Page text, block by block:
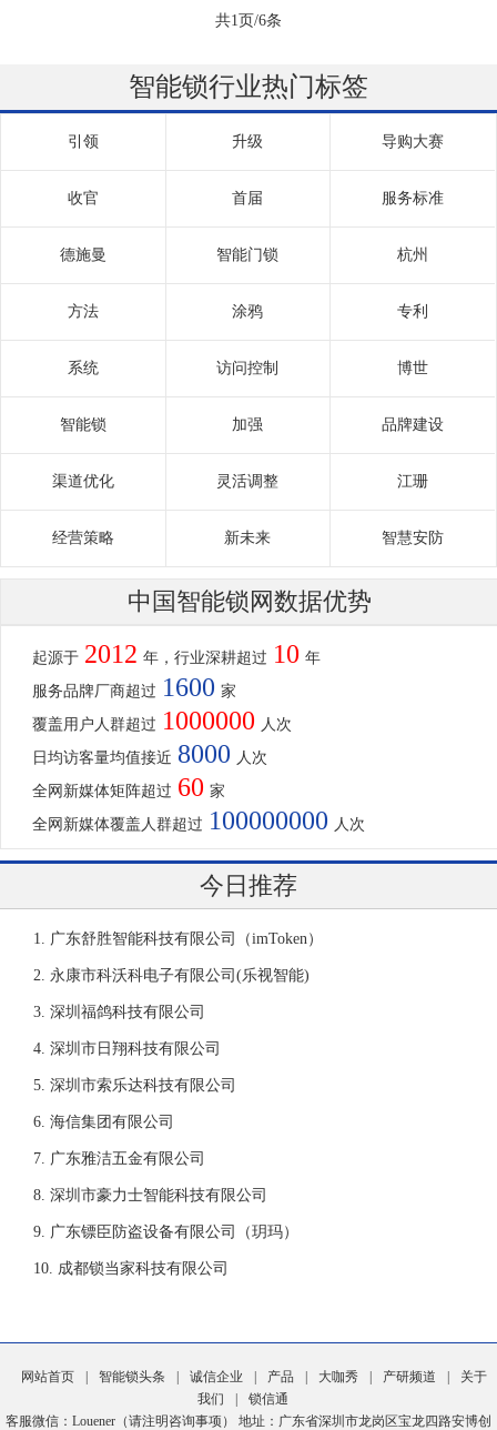
共1页/6条
智能锁行业热门标签
引领 升级 导购大赛
收官 首届 服务标准
德施曼 智能门锁 杭州
方法 涂鸦 专利
系统 访问控制 博世
智能锁 加强 品牌建设
渠道优化 灵活调整 江珊
经营策略 新未来 智慧安防
中国智能锁网数据优势
起源于 2012 年，行业深耕超过 10 年
服务品牌厂商超过 1600 家
覆盖用户人群超过 1000000 人次
日均访客量均值接近 8000 人次
全网新媒体矩阵超过 60 家
全网新媒体覆盖人群超过 100000000 人次
今日推荐
广东舒胜智能科技有限公司（imToken）
永康市科沃科电子有限公司(乐视智能)
深圳福鸽科技有限公司
深圳市日翔科技有限公司
深圳市索乐达科技有限公司
海信集团有限公司
广东雅洁五金有限公司
深圳市豪力士智能科技有限公司
广东镖臣防盗设备有限公司（玥玛）
成都锁当家科技有限公司
网站首页 智能锁头条 诚信企业 产品 大咖秀 产研频道
关于
我们
锁信通
客服微信：Louener（请注明咨询事项） 地址：广东省深圳市龙岗区宝龙四路安博创